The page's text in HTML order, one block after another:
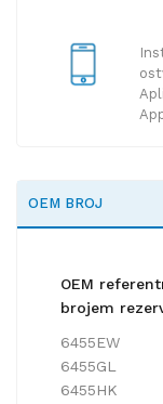
OEM BROJ
OEM
brojem
6455EW
6455GL
6455HK